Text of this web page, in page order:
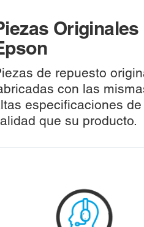
Originales
de repuesto
con las
especificaciones de
que su producto.